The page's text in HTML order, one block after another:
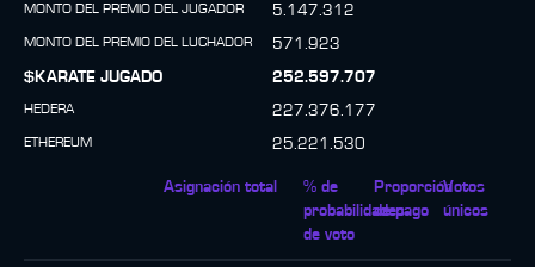
MONTO DEL PREMIO DEL JUGADOR 5.147.312
MONTO DEL PREMIO DEL LUCHADOR
571.923
$KARATE JUGADO
252.597.707
HEDERA 227.376.177
ETHEREUM 25.221.530
Asignación total
% de
probabilidades
de voto
Proporción
de pago
Votos
únicos